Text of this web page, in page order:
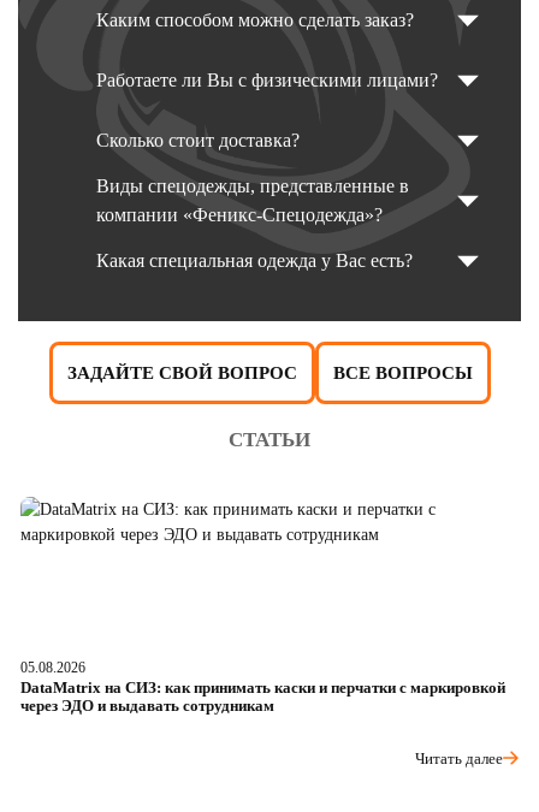
Каким способом можно сделать заказ?
Работаете ли Вы с физическими лицами?
Сколько стоит доставка?
Виды спецодежды, представленные в
компании «Феникс-Спецодежда»?
Какая специальная одежда у Вас есть?
ЗАДАЙТЕ СВОЙ ВОПРОС ВСЕ ВОПРОСЫ
СТАТЬИ
05.08.2026
DataMatrix на СИЗ: как принимать каски и перчатки с маркировкой
через ЭДО и выдавать сотрудникам
Читать далее